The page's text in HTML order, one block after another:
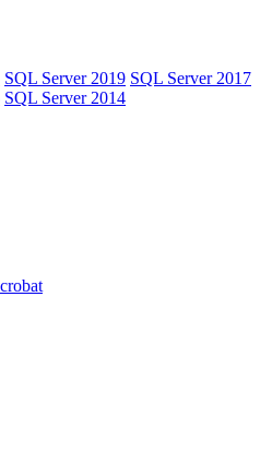
SQL Server 2019 SQL Server 2017
SQL Server 2014